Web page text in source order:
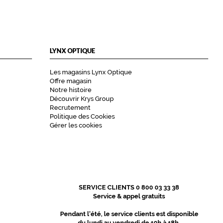
LYNX OPTIQUE
Les magasins Lynx Optique
Offre magasin
Notre histoire
Découvrir Krys Group
Recrutement
Politique des Cookies
Gérer les cookies
SERVICE CLIENTS 0 800 03 33 38
Service & appel gratuits
Pendant l'été, le service clients est disponible